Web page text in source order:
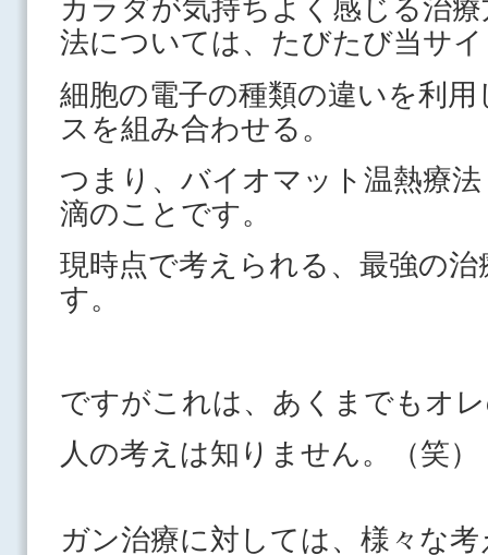
カラダが気持ちよく感じる治
法については、たびたび当サ
細胞の電子の種類の違いを利
スを組み合わせる。
つまり、バイオマット温熱療
滴のことです。
現時点で考えられる、最強の
す。
ですがこれは、あくまでもオ
人の考えは知りません。（笑）
ガン治療に対しては、様々な